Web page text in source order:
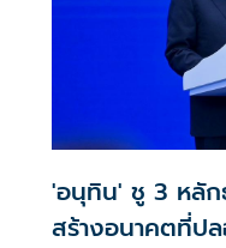
'อนุทิน' ชู 3 หลัก
สร้างอนาคตที่ป